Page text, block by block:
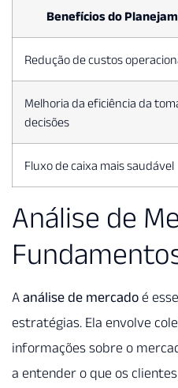
Benefícios do
Redução de custos
Melhoria da eficiência da
decisões
Fluxo de caixa mais saudável
Análise de
A análise de mercado é
estratégias. Ela envolve
informações sobre o
a entender o que os